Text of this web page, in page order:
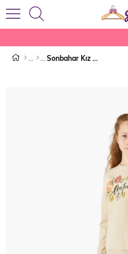
Sonbahar Kız Çocuk Pijama Takımı Bej